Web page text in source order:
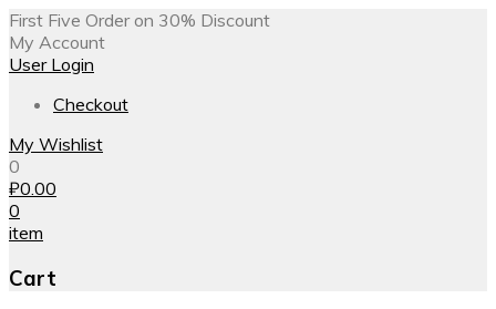
First Five Order on 30% Discount
My Account
User Login
Checkout
My Wishlist
0
₽0.00
0
item
Cart